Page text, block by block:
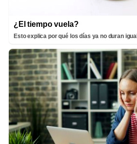
¿El tiempo vuela?
Esto explica por qué los días ya no duran igual